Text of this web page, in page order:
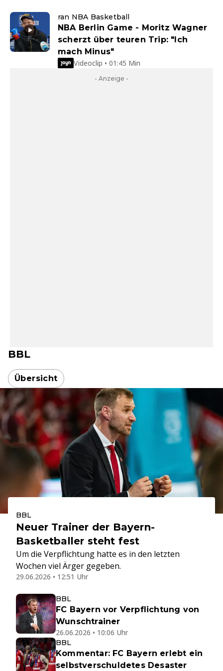
ran NBA Basketball
NBA Berlin Game - Moritz Wagner
scherzt über teuren Trip: "Ich
mach Minus"
Videoclip • 01:45 Min
- Anzeige -
BBL
Übersicht
BBL
Neuer Trainer der Bayern-
Basketballer steht fest
Um die Verpflichtung hatte es in den letzten
Wochen viel Ärger gegeben.
29.06.2026 • 12:51 Uhr
BBL
FC Bayern vor Verpflichtung von
Wunschtrainer
26.06.2026 • 10:06 Uhr
BBL
Kommentar: FC Bayern erlebt ein
selbstverschuldetes Desaster